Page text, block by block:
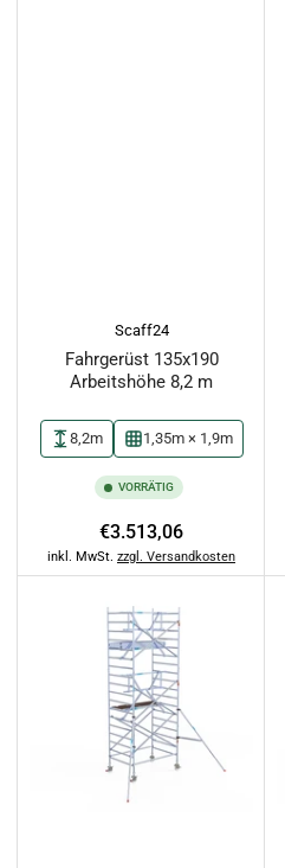
Scaff24
Fahrgerüst 135x190
Arbeitshöhe 8,2 m
8,2m 1,35m × 1,9m
VORRÄTIG
Normaler
Preis
€3.513,06
inkl. MwSt. zzgl. Versandkosten